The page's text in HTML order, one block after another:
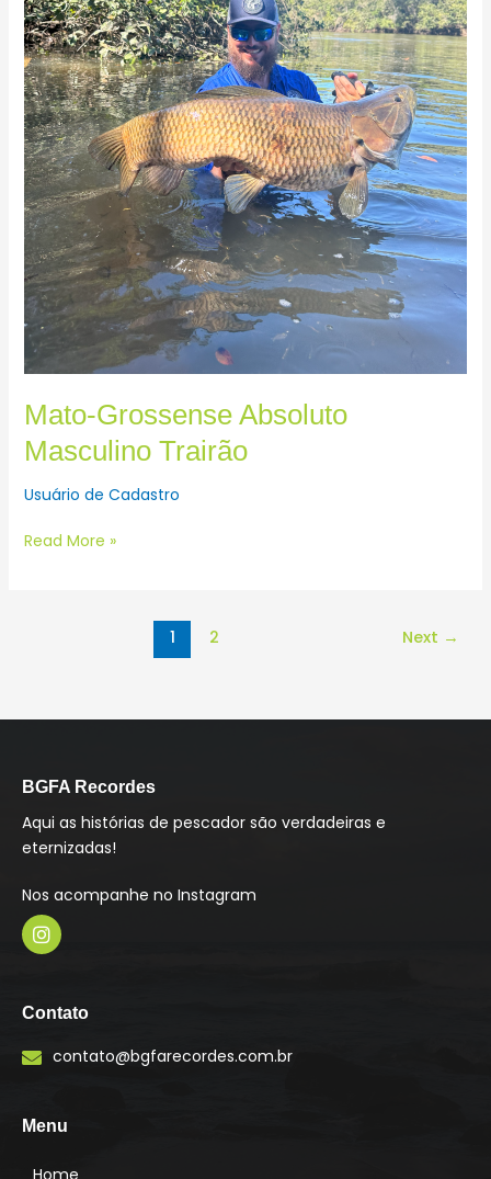
Mato-Grossense Absoluto
Masculino Trairão
Usuário de Cadastro
Read More »
1 2 Next →
BGFA Recordes
Aqui as histórias de pescador são verdadeiras e
eternizadas!
Nos acompanhe no Instagram
s
t
a
g
m
Contato
contato@bgfarecordes.com.br
Menu
Home